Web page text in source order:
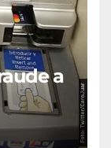
a
cajero